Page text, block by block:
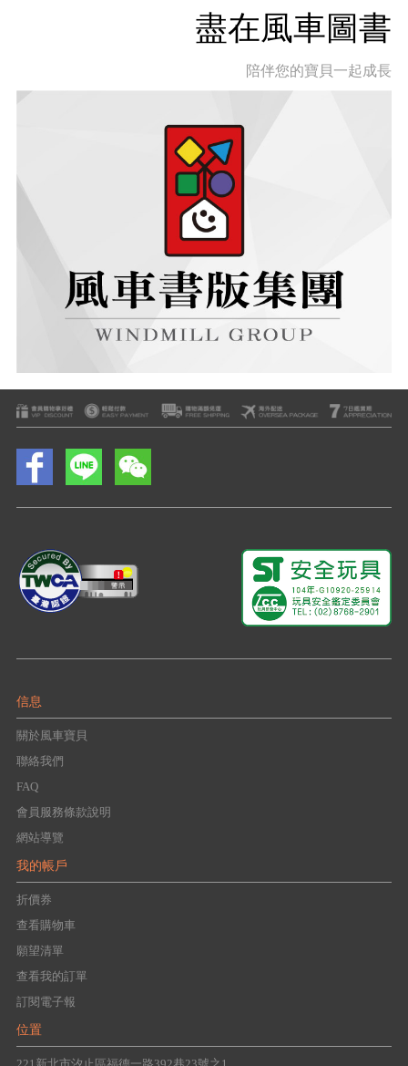
盡在風車圖書
陪伴您的寶貝一起成長
信息
關於風車寶貝
聯絡我們
FAQ
會員服務條款說明
網站導覽
我的帳戶
折價券
查看購物車
願望清單
查看我的訂單
訂閱電子報
位置